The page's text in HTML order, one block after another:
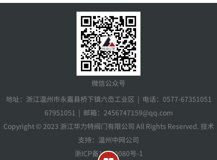
微信公众号
地址：浙江温州市永嘉县桥下镇六岙工业区 | 电话：0577-67351051
67951051 | 邮箱：2456747159@qq.com
Copyright © 2023 浙江华力特阀门有限公司 All Rights Reserved. 技术
支持：温州中网公司
浙ICP备18050080号-1